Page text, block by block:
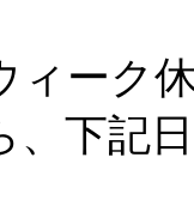
ィーク
、下記